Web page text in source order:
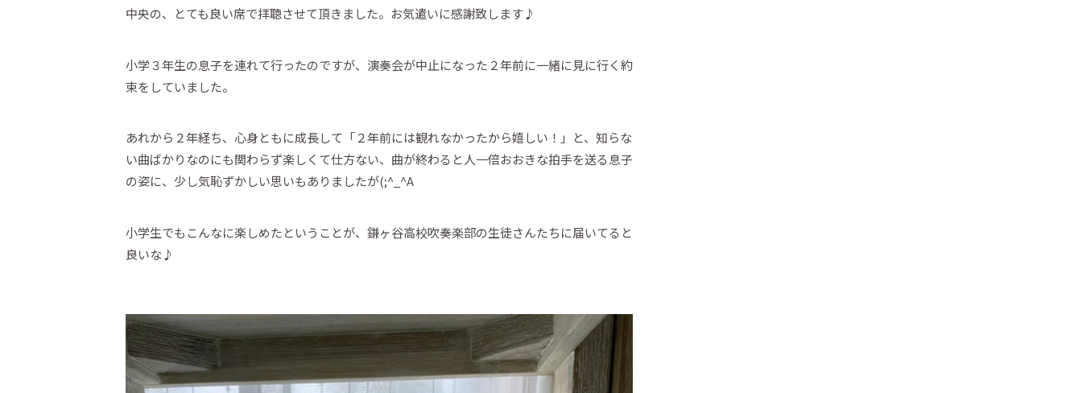
中央の、とても良い席で拝聴させて頂きました。お気遣いに感謝致します♪
小学３年生の息子を連れて行ったのですが、演奏会が中止になった２年前に一緒に見に行く約
束をしていました。
あれから２年経ち、心身ともに成長して「２年前には観れなかったから嬉しい！」と、知らな
い曲ばかりなのにも関わらず楽しくて仕方ない、曲が終わると人一倍おおきな拍手を送る息子
の姿に、少し気恥ずかしい思いもありましたが(;^_^A
小学生でもこんなに楽しめたということが、鎌ヶ谷高校吹奏楽部の生徒さんたちに届いてると
良いな♪